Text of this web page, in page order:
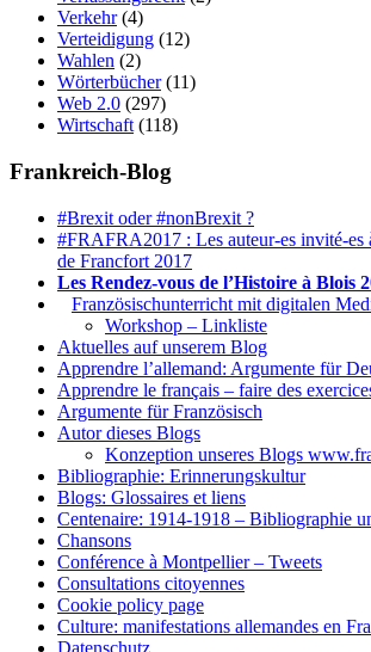
Verkehr(4)
Verteidigung (12)
Wahlen (2)
Wörterbücher(11)
Web 2.0 (297)
Wirtschaft (118)
Frankreich-Blog
#Brexit oder #nonBrexit ?
#FRAFRA2017 : Les auteur-es invité-
de Francfort 2017
Les Rendez-vous de l’Histoire à Blois
Französischunterricht mit digitalen
Workshop – Linkliste
Aktuelles auf unserem Blog
Apprendre l’allemand: Argumente für
Apprendre le français – faire des
Argumente für Französisch
Autor dieses Blogs
Konzeption unseres Blogs
Bibliographie: Erinnerungskultur
Blogs: Glossaires et liens
Centenaire: 1914-1918 – Bibliographie
Chansons
Conférence à Montpellier – Tweets
Consultations citoyennes
Cookie policy page
Culture: manifestations allemandes en
Datenschutz